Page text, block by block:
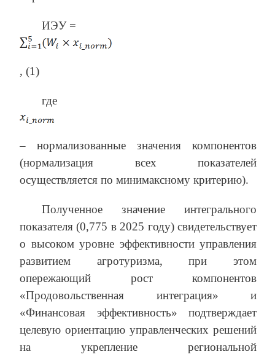
ИЭУ =
, (1)
где
– нормализованные значения компонентов
(нормализация всех показателей
осуществляется по минимаксному критерию).
Полученное значение интегрального
показателя (0,775 в 2025 году) свидетельствует
о высоком уровне эффективности управления
развитием агротуризма, при этом
опережающий рост компонентов
«Продовольственная интеграция» и
«Финансовая эффективность» подтверждает
целевую ориентацию управленческих решений
на укрепление региональной